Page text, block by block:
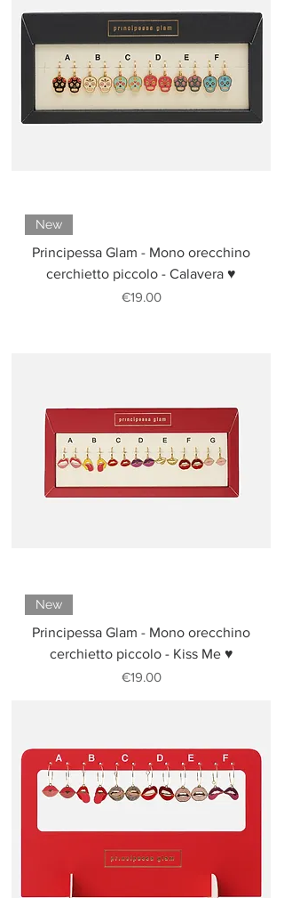
New
Principessa Glam - Mono orecchino
cerchietto piccolo - Calavera ♥
Price
€19.00
New
Principessa Glam - Mono orecchino
cerchietto piccolo - Kiss Me ♥
Price
€19.00